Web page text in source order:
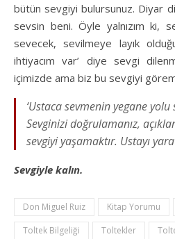
bütün sevgiyi bulursunuz. Diyar
sevsin beni. Öyle yalnızım ki,
sevecek, sevilmeye layık
ihtiyacım var’ diye sevgi
içimizde ama biz bu sevgiyi
‘Ustaca sevmenin yegane
Sevginizi doğrulamanız,
sevgiyi yaşamaktır. Ustayı
Sevgiyle kalın.
Don Miguel Ruiz Kitap Yorumu
Toltek Bilgeliği
Toltekler